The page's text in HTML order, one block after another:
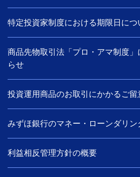
特定投資家制度における期限日につ
商品先物取引法「プロ・アマ制度
らせ
投資運用商品のお取引にかかるご留
みずほ銀行のマネー・ローンダリン
利益相反管理方針の概要